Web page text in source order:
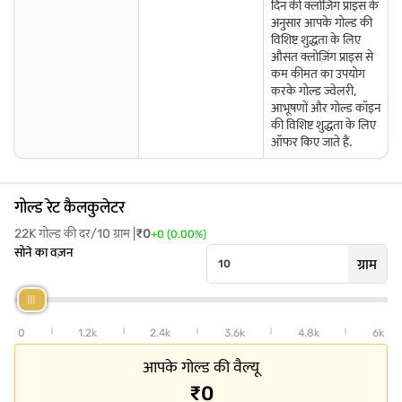
त्रिपुरा में गोल्ड दर
अन्य शहरों में सोने के भाव के बारे में अधिक जानें
आर्कोट में गोल्ड की दर
कोविलपट्टी में गोल्ड दर
जगतीयल में गोल्ड की दर भद्रक में गोल्ड दर गोकाक में गोल्ड की दर
मंचेरियल में गोल्ड की दर
रामनगर में गोल्ड दर
दिन की क्लोज़िंग प्राइस के
अनुसार आपके गोल्ड की
विशिष्ट शुद्धता के लिए
औसत क्लोज़िंग प्राइस से
कम कीमत का उपयोग
करके गोल्ड ज्वेलरी,
आभूषणों और गोल्ड कॉइन
की विशिष्ट शुद्धता के लिए
ऑफर किए जाते हैं.
गोल्ड रेट कैलकुलेटर
22K गोल्ड की दर/10 ग्राम | ₹0+0 (0.00%)
सोने का वज़न
ग्राम
0 1.2k 2.4k 3.6k 4.8k 6k
आपके गोल्ड की वैल्यू
₹0